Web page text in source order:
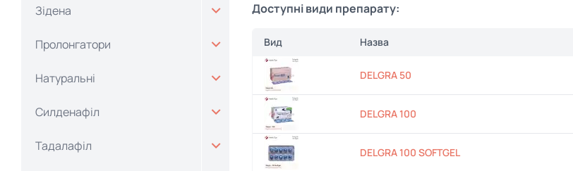
Зідена
Пролонгатори
Натуральні
Силденафіл
Тадалафіл
Доступні види препарату:
Вид Назва
DELGRA 50
DELGRA 100
DELGRA 100 SOFTGEL